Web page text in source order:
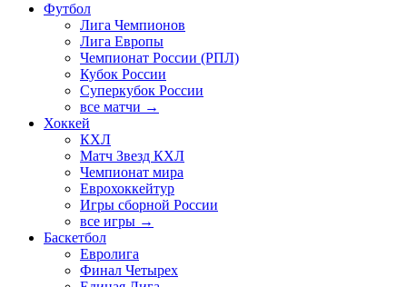
Футбол
Лига Чемпионов
Лига Европы
Чемпионат России (РПЛ)
Кубок России
Суперкубок России
все матчи →
Хоккей
КХЛ
Матч Звезд КХЛ
Чемпионат мира
Еврохоккейтур
Игры сборной России
все игры →
Баскетбол
Евролига
Финал Четырех